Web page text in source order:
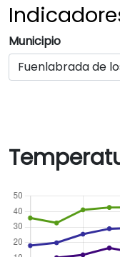
Municipio